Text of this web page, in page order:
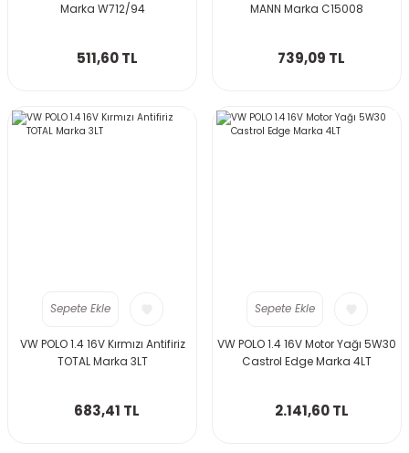
Marka W712/94
511,60 TL
MANN Marka C15008
739,09 TL
Sepete Ekle
VW POLO 1.4 16V Kırmızı Antifiriz
TOTAL Marka 3LT
683,41 TL
Sepete Ekle
VW POLO 1.4 16V Motor Yağı 5W30
Castrol Edge Marka 4LT
2.141,60 TL